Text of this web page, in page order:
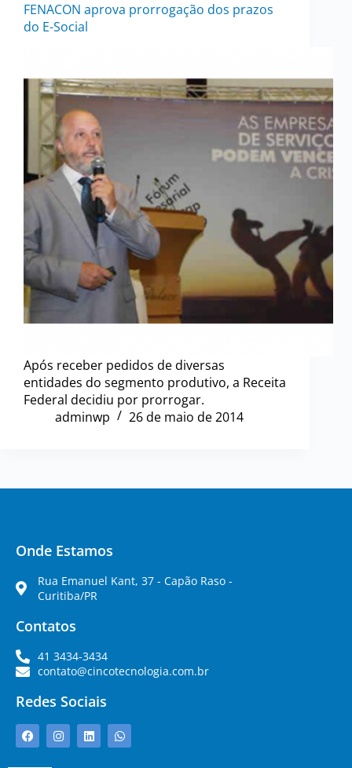
FENACON aprova prorrogação dos prazos
do E-Social
Após receber pedidos de diversas
entidades do segmento produtivo, a Receita
Federal decidiu por prorrogar.
adminwp
26 de maio de 2014
Onde Estamos
Rua Emanuel Kant, 37 - Capão Raso -
Curitiba/PR
Contatos
41 3434-3434
contato@cincotecnologia.com.br
Redes Sociais